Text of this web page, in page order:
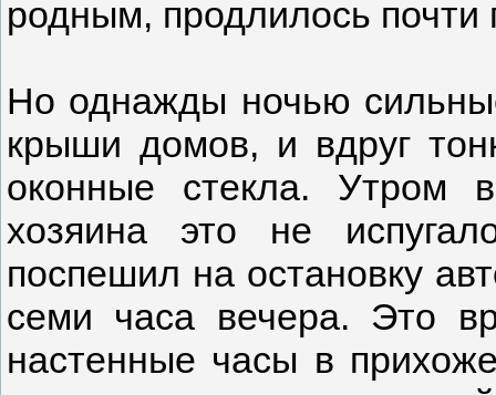
родным, продлилось почти
Но однажды ночью
крыши домов, и вдруг
оконные стекла. Утром
хозяина это не
поспешил на остановку
семи часа вечера. Это
настенные часы в